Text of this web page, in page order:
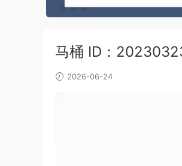
马桶 ID：
2026-06-24